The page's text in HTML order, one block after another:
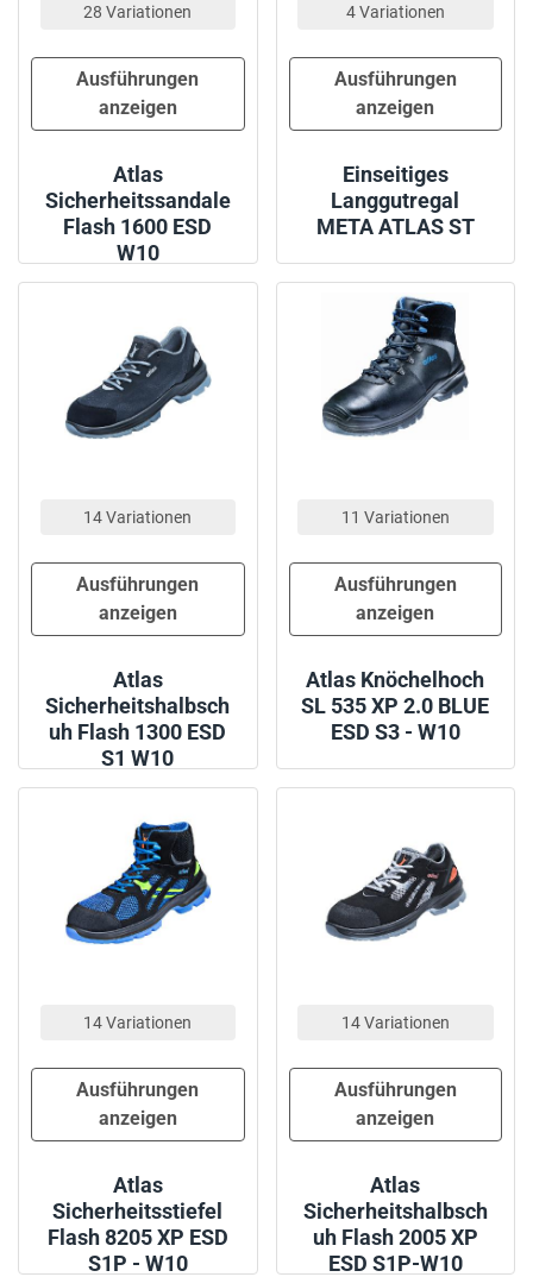
28 Variationen
Ausführungen
anzeigen
Atlas
Sicherheitssandale
Flash 1600 ESD
W10
4 Variationen
Ausführungen
anzeigen
Einseitiges
Langgutregal
META ATLAS ST
14 Variationen
Ausführungen
anzeigen
Atlas
Sicherheitshalbsch
uh Flash 1300 ESD
S1 W10
11 Variationen
Ausführungen
anzeigen
Atlas Knöchelhoch
SL 535 XP 2.0 BLUE
ESD S3 - W10
14 Variationen
Ausführungen
anzeigen
Atlas
Sicherheitsstiefel
Flash 8205 XP ESD
S1P - W10
14 Variationen
Ausführungen
anzeigen
Atlas
Sicherheitshalbsch
uh Flash 2005 XP
ESD S1P-W10